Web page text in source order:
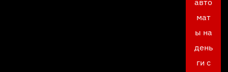
авто
мат
ы на
день
ги с